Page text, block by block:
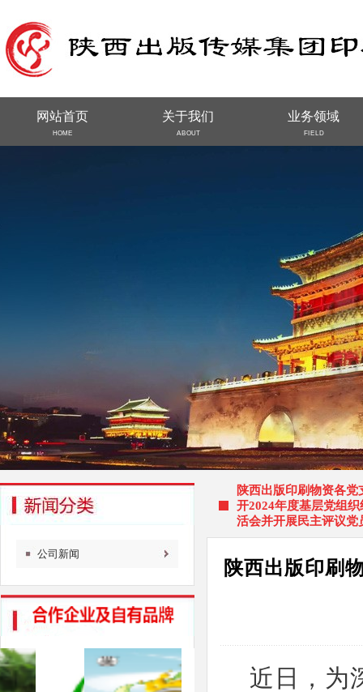
网站首页
HOME
关于我们
ABOUT
业务领域
FIELD
公司新闻
陕西出版印刷物资各党
开2024年度基层党组织
活会并开展民主评议党
陕西出版印刷
近日，为